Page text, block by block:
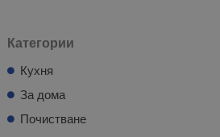
Категории
Кухня
За дома
Почистване